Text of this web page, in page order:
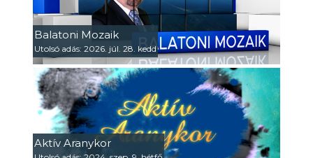
Balatoni Mozaik
Utolsó adás: 2026. júl. 28. kedd
Aktív Aranykor